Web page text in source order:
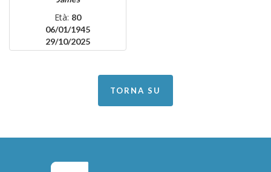
Età: 80
06/01/1945
29/10/2025
TORNA SU